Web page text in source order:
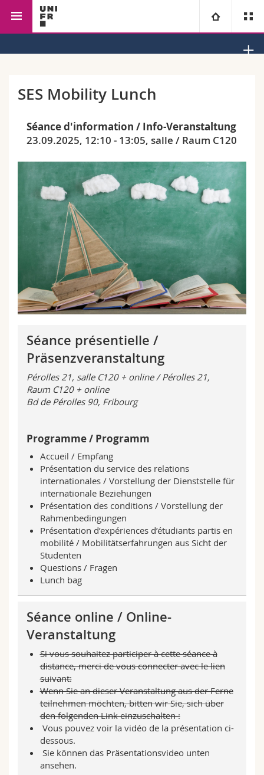
Research
University
Continuing education
Law
Management, Economics and Social sciences
Humanities
Education
Science and Medicine
Interfaculty
Prospective students
Students
Researchers
Employees
PhD students
Ressources
Maps/Orientation
Libraries
Webmail
Course catalogue
MyUnifr
Faculty of Management, Economics and Social Sciences
SES Mobility Lunch
Séance d'information / Info-Veranstaltung
23.09.2025, 12:10 - 13:05, salle / Raum C120
Séance présentielle /
Präsenzveranstaltung
Pérolles 21, salle C120 + online / Pérolles 21,
Raum C120 + online
Bd de Pérolles 90, Fribourg
Programme / Programm
Accueil / Empfang
Présentation du service des relations
internationales / Vorstellung der Dienststelle für
internationale Beziehungen
Présentation des conditions / Vorstellung der
Rahmenbedingungen
Présentation d’expériences d’étudiants partis en
mobilité / Mobilitätserfahrungen aus Sicht der
Studenten
Questions / Fragen
Lunch bag
Séance online / Online-
Veranstaltung
Si vous souhaitez participer à cette séance à
distance, merci de vous connecter avec le lien
suivant:
Wenn Sie an dieser Veranstaltung aus der Ferne
teilnehmen möchten, bitten wir Sie, sich über
den folgenden Link einzuschalten :
Vous pouvez voir la vidéo de la présentation ci-
dessous.
Sie können das Präsentationsvideo unten
ansehen.